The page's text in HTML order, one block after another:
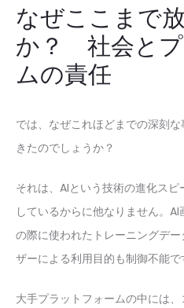
なぜここまで
か？ 社会と
ムの責任
では、なぜこれほどまでの深刻
きたのでしょうか？
それは、AIという技術の進化スピ
しているからに他なりません。
の際に使われたトレーニングデ
ザーによる利用目的も制御不能で
大手プラットフォームの中には